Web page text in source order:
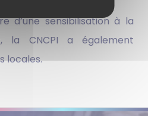
d’une sensibilisation à la
la CNCPI a également
locales.